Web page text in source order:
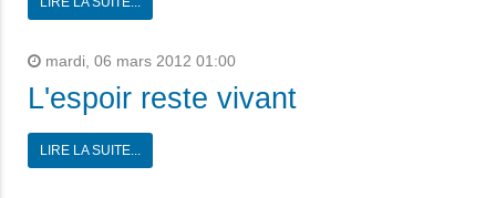
mardi, 06 mars 2012 01:00
L'espoir reste vivant
LIRE LA SUITE...